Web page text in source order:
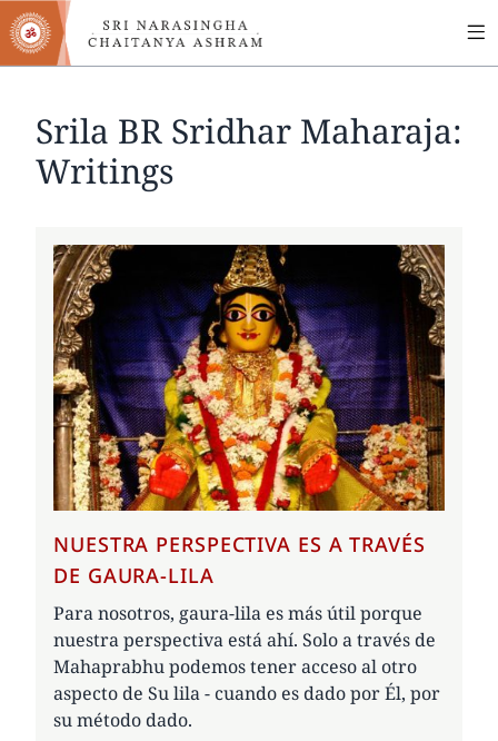
Skip
to
main
Srila BR Sridhar Maharaja:
Writings
NUESTRA PERSPECTIVA ES A TRAVÉS
DE GAURA-LILA
Para nosotros, gaura-lila es más útil porque
nuestra perspectiva está ahí. Solo a través de
Mahaprabhu podemos tener acceso al otro
aspecto de Su lila - cuando es dado por Él, por
su método dado.